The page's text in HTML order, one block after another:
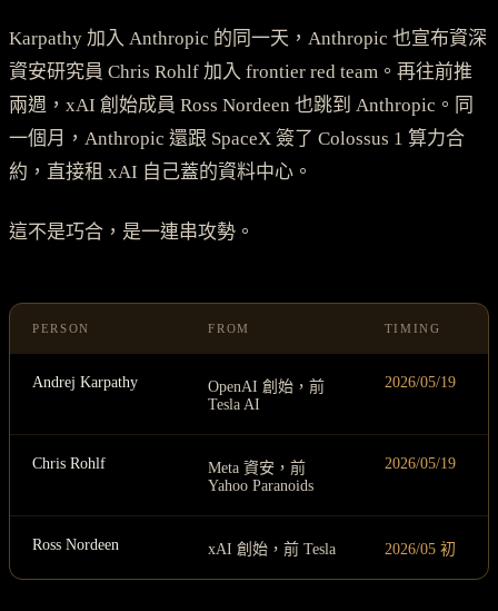
Karpathy 加入 Anthropic 的同一天，Anthropic 也宣布資深
資安研究員 Chris Rohlf 加入 frontier red team。再往前推
兩週，xAI 創始成員 Ross Nordeen 也跳到 Anthropic。同
一個月，Anthropic 還跟 SpaceX 簽了 Colossus 1 算力合
約，直接租 xAI 自己蓋的資料中心。
這不是巧合，是一連串攻勢。
PERSON FROM TIMING
Andrej Karpathy
OpenAI 創始，前
Tesla AI
2026/05/19
Chris Rohlf
Meta 資安，前
Yahoo Paranoids
2026/05/19
Ross Nordeen xAI 創始，前 Tesla 2026/05 初